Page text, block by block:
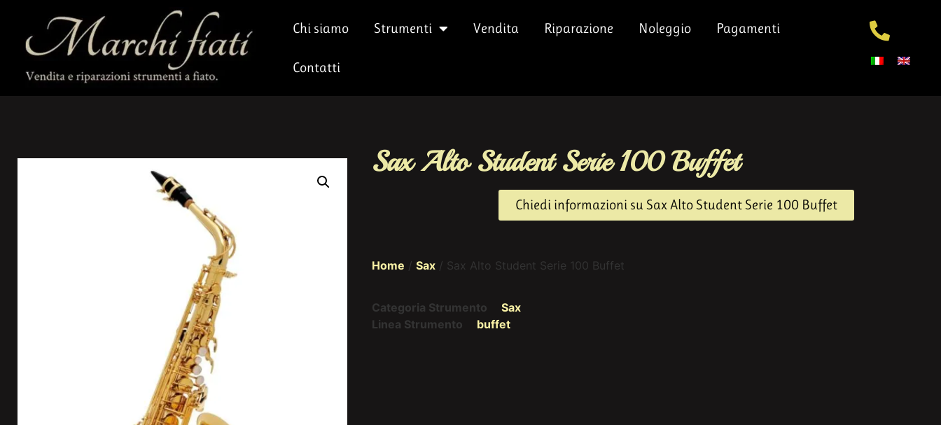
Chi siamo Strumenti Vendita Riparazione Noleggio Pagamenti
Contatti
Sax Alto Student Serie 100 Buffet
Chiedi informazioni su Sax Alto Student Serie 100 Buffet
Home / Sax / Sax Alto Student Serie 100 Buffet
Categoria Strumento
Sax
Linea Strumento
buffet